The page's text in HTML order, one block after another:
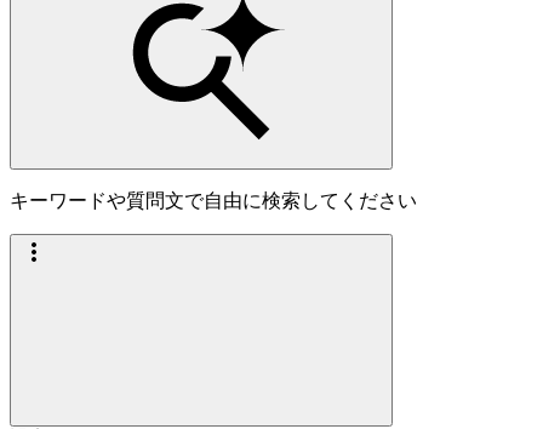
キーワードや質問文で自由に検索してください